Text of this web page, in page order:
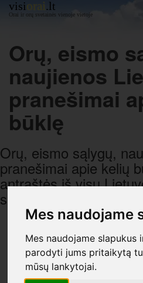
Mes naudojame
Mes naudojame
parodyti jums pritaikytą
mūsų lankytojai.
visiorai.lt
Orai ir orų svetainės vienoje vietoje
Orų, eismo
naujienos
pranešimai
būklę
Orų, eismo sąlygų,
pranešimai apie kelių
antraštės iš visų
sugrupuotos pagal datą
R E K L A M A